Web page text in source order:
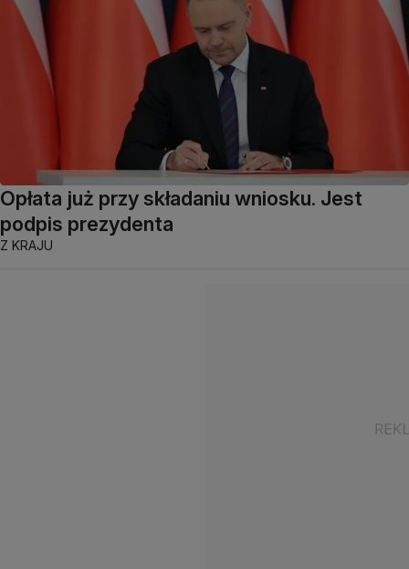
Opłata już przy składaniu wniosku. Jest
podpis prezydenta
Z KRAJU